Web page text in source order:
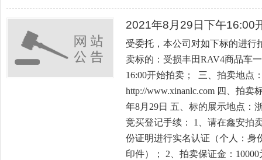
2021年8月29日下午16:00
受委托，本公司对如下标的进行
卖标的：受损丰田RAV4商品车
16:00开始拍卖； 三、拍卖地点
http://www.xinanlc.com 四、拍卖
年8月29日 五、标的展示地点：
竞买登记手续： 1、请在鑫安拍
份证明进行实名认证（个人：身
印件）； 2、拍卖保证金：